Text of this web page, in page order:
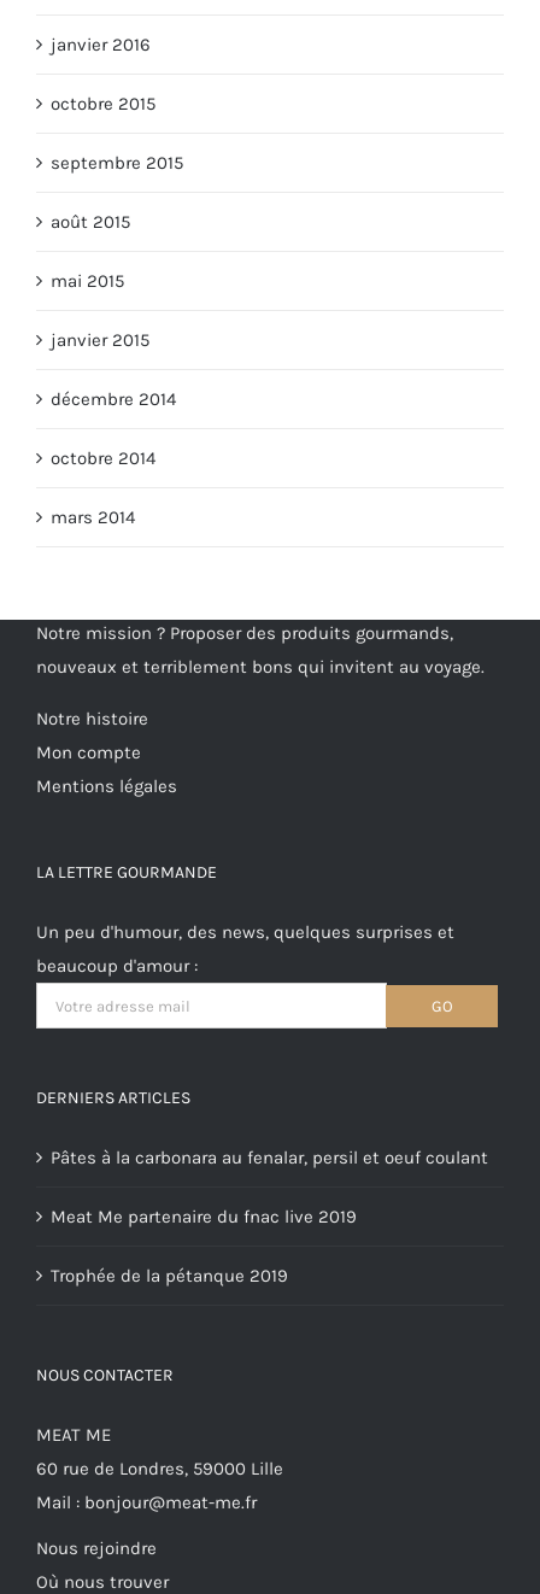
janvier 2016
octobre 2015
septembre 2015
août 2015
mai 2015
janvier 2015
décembre 2014
octobre 2014
mars 2014
Notre mission ? Proposer des produits gourmands,
nouveaux et terriblement bons qui invitent au voyage.
Notre histoire
Mon compte
Mentions légales
LA LETTRE GOURMANDE
Un peu d'humour, des news, quelques surprises et
beaucoup d'amour :
DERNIERS ARTICLES
Pâtes à la carbonara au fenalar, persil et oeuf coulant
Meat Me partenaire du fnac live 2019
Trophée de la pétanque 2019
NOUS CONTACTER
MEAT ME
60 rue de Londres, 59000 Lille
Mail : bonjour@meat-me.fr
Nous rejoindre
Où nous trouver